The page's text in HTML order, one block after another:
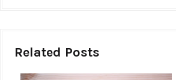
Related Posts